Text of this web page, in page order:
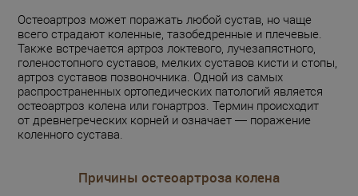
Остеоартроз может поражать любой сустав, но чаще
всего страдают коленные, тазобедренные и плечевые.
Также встречается артроз локтевого, лучезапястного,
голеностопного суставов, мелких суставов кисти и стопы,
артроз суставов позвоночника. Одной из самых
распространенных ортопедических патологий является
остеоартроз колена или гонартроз. Термин происходит
от древнегреческих корней и означает — поражение
коленного сустава.
Причины остеоартроза колена